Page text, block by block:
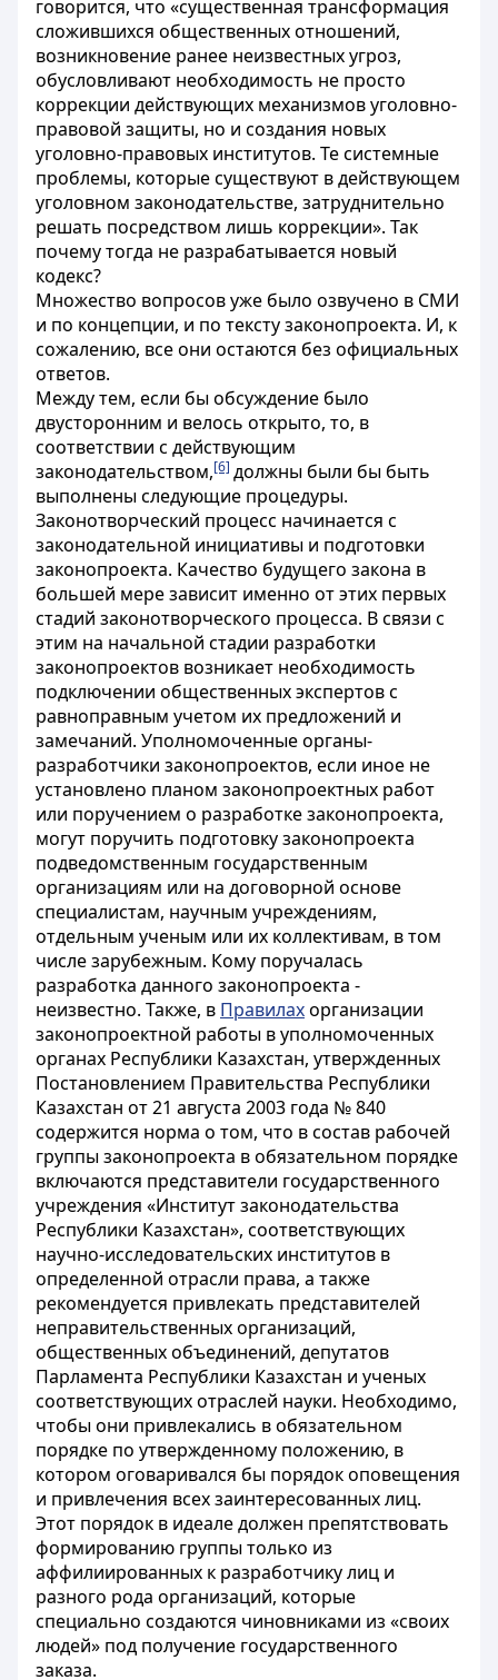
говорится, что «существенная трансформация
сложившихся общественных отношений,
возникновение ранее неизвестных угроз,
обусловливают необходимость не просто
коррекции действующих механизмов уголовно-
правовой защиты, но и создания новых
уголовно-правовых институтов. Те системные
проблемы, которые существуют в действующем
уголовном законодательстве, затруднительно
решать посредством лишь коррекции». Так
почему тогда не разрабатывается новый
кодекс?
Множество вопросов уже было озвучено в СМИ
и по концепции, и по тексту законопроекта. И, к
сожалению, все они остаются без официальных
ответов.
Между тем, если бы обсуждение было
двусторонним и велось открыто, то, в
соответствии с действующим
законодательством,[6] должны были бы быть
выполнены следующие процедуры.
Законотворческий процесс начинается с
законодательной инициативы и подготовки
законопроекта. Качество будущего закона в
большей мере зависит именно от этих первых
стадий законотворческого процесса. В связи с
этим на начальной стадии разработки
законопроектов возникает необходимость
подключении общественных экспертов с
равноправным учетом их предложений и
замечаний. Уполномоченные органы-
разработчики законопроектов, если иное не
установлено планом законопроектных работ
или поручением о разработке законопроекта,
могут поручить подготовку законопроекта
подведомственным государственным
организациям или на договорной основе
специалистам, научным учреждениям,
отдельным ученым или их коллективам, в том
числе зарубежным. Кому поручалась
разработка данного законопроекта -
неизвестно. Также, в Правилахорганизации
законопроектной работы в уполномоченных
органах Республики Казахстан, утвержденных
Постановлением Правительства Республики
Казахстан от 21 августа 2003 года № 840
содержится норма о том, что в состав рабочей
группы законопроекта в обязательном порядке
включаются представители государственного
учреждения «Институт законодательства
Республики Казахстан», соответствующих
научно-исследовательских институтов в
определенной отрасли права, а также
рекомендуется привлекать представителей
неправительственных организаций,
общественных объединений, депутатов
Парламента Республики Казахстан и ученых
соответствующих отраслей науки. Необходимо,
чтобы они привлекались в обязательном
порядке по утвержденному положению, в
котором оговаривался бы порядок оповещения
и привлечения всех заинтересованных лиц.
Этот порядок в идеале должен препятствовать
формированию группы только из
аффилиированных к разработчику лиц и
разного рода организаций, которые
специально создаются чиновниками из «своих
людей» под получение государственного
заказа.